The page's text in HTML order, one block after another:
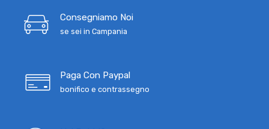
Consegniamo Noi
se sei in Campania
Paga Con Paypal
bonifico e contrassegno